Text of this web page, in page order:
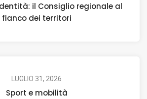
il Consiglio regionale al
fianco dei territori
LUGLIO 31, 2026
Sport e mobilità